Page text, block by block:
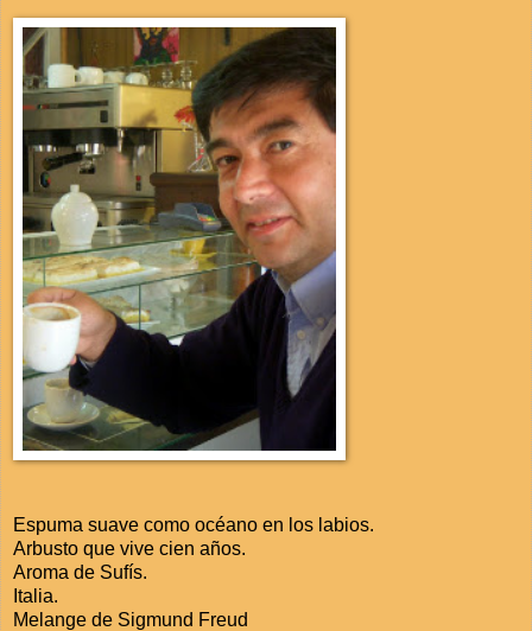
Espuma suave como océano en los labios.
Arbusto que vive cien años.
Aroma de Sufís.
Italia.
Melange de Sigmund Freud